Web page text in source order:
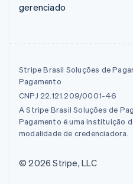
gerenciado
Stripe Brasil Soluções de
Pagamento
CNPJ 22.121.209/0001-46
A Stripe Brasil Soluções de
Pagamento é uma instituição
modalidade de credenciadora.
© 2026 Stripe, LLC